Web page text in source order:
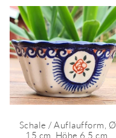
Schale / Auflaufform, Ø
15 cm, Höhe 6,5 cm,